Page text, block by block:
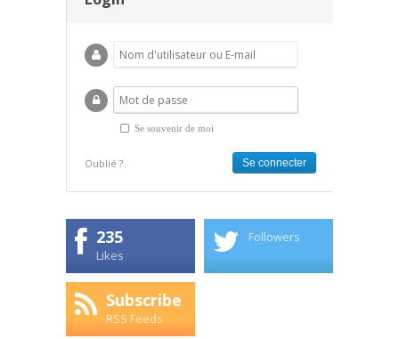
Se souvenir de moi
Oublié ?
235
Likes
Followers
Subscribe
RSS Feeds